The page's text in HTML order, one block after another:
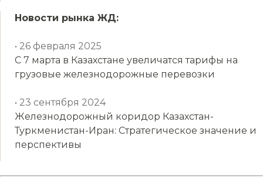
Новости рынка ЖД:
• 26 февраля 2025
С 7 марта в Казахстане увеличатся тарифы на
грузовые железнодорожные перевозки
• 23 сентября 2024
Железнодорожный коридор Казахстан-
Туркменистан-Иран: Стратегическое значение и
перспективы